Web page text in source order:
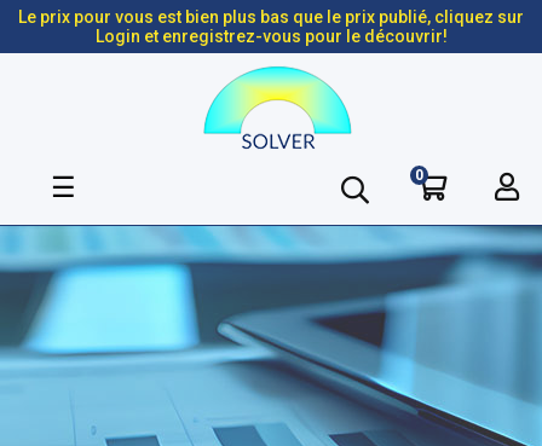
Le prix pour vous est bien plus bas que le prix publié, cliquez sur
Login et enregistrez-vous pour le découvrir!
Basculer
navigation
☰ 0